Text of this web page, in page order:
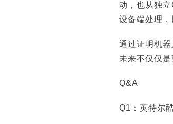
动，也从独
设备端处理
通过证明机
未来不仅仅
Q&A
Q1：英特尔